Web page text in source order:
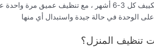
يجب تنظيف وحدات التكييف كل 3-6 أشهر ، مع تنظيف
الوحدة في حالة جيدة واستبدال أي منها
تنظيف المنزل؟